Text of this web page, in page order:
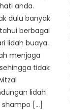
anda.
dulu banyak
berbagai
lidah buaya.
menjaga
tidak
lidah
shampo […]